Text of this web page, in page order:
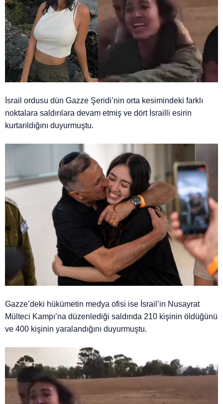
İsrail ordusu dün Gazze Şeridi’nin orta kesimindeki farklı
noktalara saldırılara devam etmiş ve dört İsrailli esirin
kurtarıldığını duyurmuştu.
Gazze’deki hükümetin medya ofisi ise İsrail’in Nusayrat
Mülteci Kampı’na düzenlediği saldırıda 210 kişinin öldüğünü
ve 400 kişinin yaralandığını duyurmuştu.